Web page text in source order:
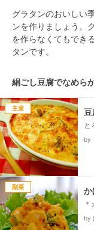
グラタンのおいしい
ンを作りましょう。
を作らなくてもでき
タンです。
絹ごし豆腐でなめら
主菜
と
by
副菜 か
＊
by